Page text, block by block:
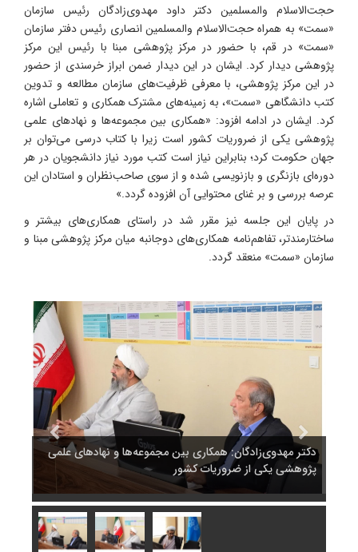
حجت‌الاسلام‌ والمسلمین دکتر داود مهدوی‌زادگان رئیس سازمان
«سمت» به همراه حجت‌الاسلام‌ والمسلمین انصاری رئیس دفتر سازمان
«سمت» در قم، با حضور در مرکز پژوهشی مبنا با رئیس این مرکز
پژوهشی دیدار کرد. ایشان در این دیدار ضمن ابراز خرسندی از حضور
در این مرکز پژوهشی، با معرفی ظرفیت‌های سازمان مطالعه و تدوین
کتب دانشگاهی «سمت»، به زمینه‌های مشترک همکاری و تعاملی اشاره
کرد. ایشان در ادامه افزود: «همکاری بین مجموعه‌ها و نهادهای علمی
پژوهشی یکی از ضروریات کشور است زیرا با کتاب درسی می‌توان بر
جهان حکومت کرد؛ بنابراین نیاز است کتب مورد نیاز دانشجویان در هر
دوره‌ای بازنگری و بازنویسی شده و از سوی صاحب‌نظران و استادان این
عرصه بررسی و بر غنای محتوایی آن افزوده گردد.»
در پایان این جلسه نیز مقرر شد در راستای همکاری‌های بیشتر و
ساختارمندتر، تفاهم‌نامه همکاری‌های دوجانبه میان مرکز پژوهشی مبنا و
سازمان «سمت» منعقد گردد.
دکتر مهدوی‌زادگان: همکاری بین مجموعه‌ها و نهادهای علمی
پژوهشی یکی از ضروریات کشور